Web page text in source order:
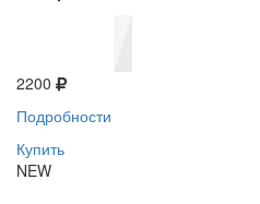
2200
Подробности
Купить
NEW